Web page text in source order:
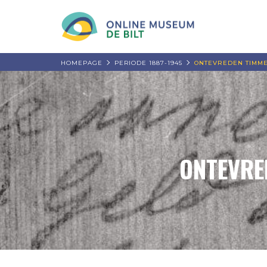
HOMEPAGE PERIODE 1887-1945 ONTEVREDEN